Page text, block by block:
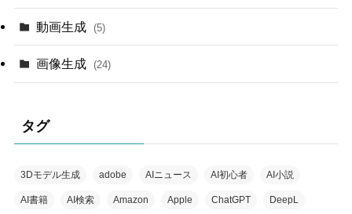
動画生成 (5)
画像生成 (24)
タグ
3Dモデル生成 adobe AIニュース AI初心者 AI小説
AI書籍 AI検索 Amazon Apple ChatGPT DeepL